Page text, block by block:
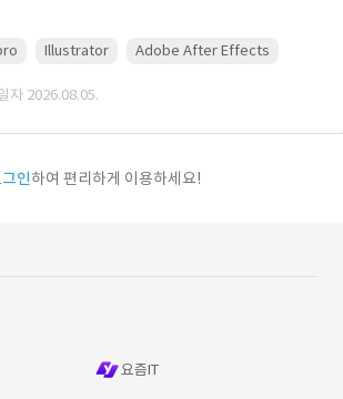
Illustrator Adobe After Effects
자 2026.08.05.
인하여 편리하게 이용하세요!
요즘IT